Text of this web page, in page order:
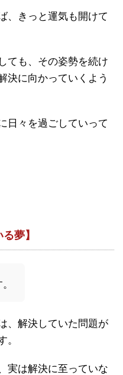
、きっと運気も開けて
ても、その姿勢を続け
決に向かっていくよう
日々を過ごしていって
夢】
、解決していた問題が
。
実は解決に至っていな